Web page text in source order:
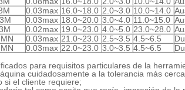
0.03max 16.0~18.0 2.0~3.0 10.0~14.0
0.03max 18.0~20.0 3.0~4.0 11.0~15.0
0.02max 19.0~23.0 4.0~5.0 23.0~28.0
0.03max 21.0~23.0 2.5~3.5 4.5~6.5
0.03max 22.0~23.0 3.0~3.5 4.5~6.5
para requisitos particulares de la
cuidadosamente a la tolerancia más
si el cliente requiere;